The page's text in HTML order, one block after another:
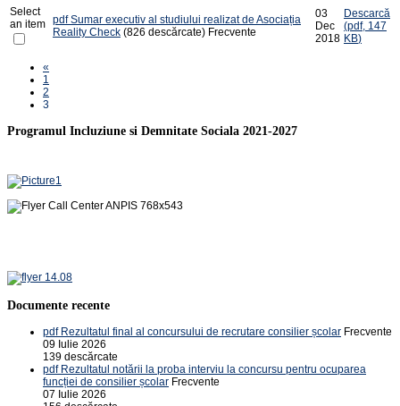
Select
an item pdf Sumar executiv al studiului realizat de Asociația
Reality Check (826 descărcate) Frecvente
03
Dec
2018
Descarcă
(pdf, 147
KB)
«
1
2
3
Programul Incluziune si Demnitate Sociala 2021-2027
Documente recente
pdf Rezultatul final al concursului de recrutare consilier școlar Frecvente
09 Iulie 2026
139 descărcate
pdf Rezultatul notării la proba interviu la concursu pentru ocuparea
funcției de consilier școlar Frecvente
07 Iulie 2026